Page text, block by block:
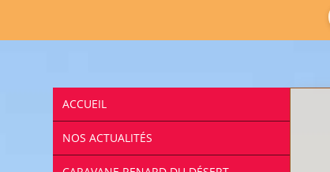
ACCUEIL
NOS ACTUALITÉS